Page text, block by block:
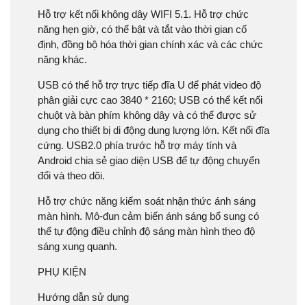
Hỗ trợ kết nối không dây WIFI 5.1. Hỗ trợ chức
năng hẹn giờ, có thể bật và tắt vào thời gian cố
định, đồng bộ hóa thời gian chính xác và các chức
năng khác.
USB có thể hỗ trợ trực tiếp đĩa U để phát video độ
phân giải cực cao 3840 * 2160; USB có thể kết nối
chuột và bàn phím không dây và có thể được sử
dụng cho thiết bị di động dung lượng lớn. Kết nối đĩa
cứng. USB2.0 phía trước hỗ trợ máy tính và
Android chia sẻ giao diện USB để tự động chuyển
đổi và theo dõi.
Hỗ trợ chức năng kiểm soát nhận thức ánh sáng
màn hình. Mô-đun cảm biến ánh sáng bổ sung có
thể tự động điều chỉnh độ sáng màn hình theo độ
sáng xung quanh.
PHỤ KIỆN
Hướng dẫn sử dụng